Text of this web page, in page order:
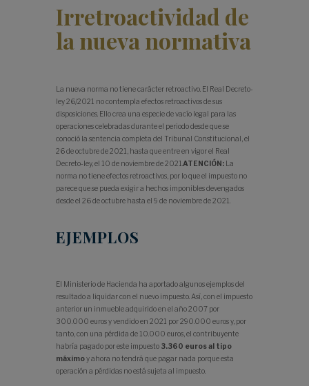
Irretroactividad de
la nueva normativa
La nueva norma no tiene carácter retroactivo. El Real Decreto-
ley 26/2021 no contempla efectos retroactivos de sus
disposiciones. Ello crea una especie de vacío legal para las
operaciones celebradas durante el periodo desde que se
conoció la sentencia completa del Tribunal Constitucional, el
26 de octubre de 2021, hasta que entre en vigor el Real
Decreto-ley, el 10 de noviembre de 2021. ATENCIÓN:La
norma no tiene efectos retroactivos, por lo que el impuesto no
parece que se pueda exigir a hechos imponibles devengados
desde el 26 de octubre hasta el 9 de noviembre de 2021.
EJEMPLOS
El Ministerio de Hacienda ha aportado algunos ejemplos del
resultado a liquidar con el nuevo impuesto. Así, con el impuesto
anterior un inmueble adquirido en el año 2007 por
300.000 euros y vendido en 2021 por 290.000 euros y, por
tanto, con una pérdida de 10.000 euros, el contribuyente
habría pagado por este impuesto 3.360 euros al tipo
máximoy ahora no tendrá que pagar nada porque esta
operación a pérdidas no está sujeta al impuesto.